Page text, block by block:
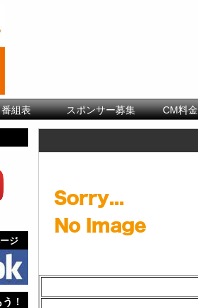
番組表 スポンサー募集 CM料
ジ
！